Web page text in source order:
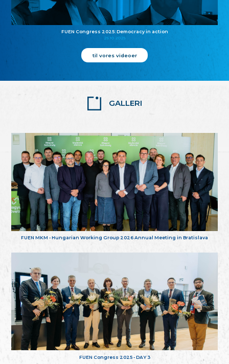
FUEN Congress 2025: Democracy in action
25.10.2025
til vores videoer
GALLERI
FUEN MKM - Hungarian Working Group 2026 Annual Meeting in Bratislava
FUEN Congress 2025 - DAY 3